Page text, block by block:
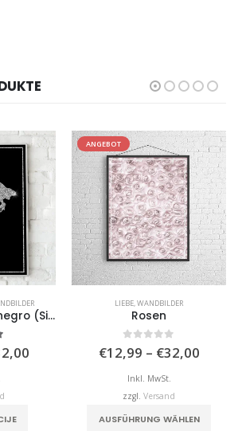
Karte von Montenegro (Silver Map)
5 Preisspanne:
ANGEBOT
LIEBE,WANDBILDER
Rosen
0von 5
€12,99 – €32,00
Inkl. MwSt.
zzgl. Versand
AUSFÜHRUNG WÄHLEN